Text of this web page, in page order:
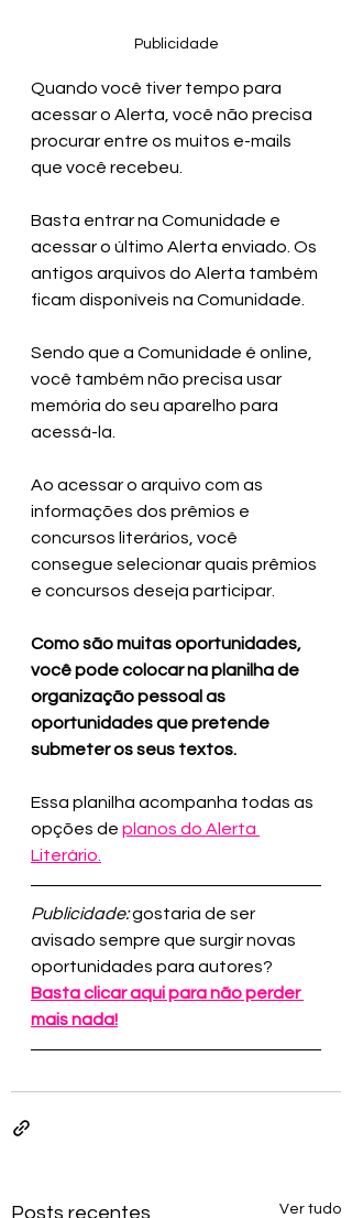
Publicidade
Quando você tiver tempo para
acessar o Alerta, você não precisa
procurar entre os muitos e-mails
que você recebeu.
Basta entrar na Comunidade e
acessar o último Alerta enviado. Os
antigos arquivos do Alerta também
ficam disponíveis na Comunidade.
Sendo que a Comunidade é online,
você também não precisa usar
memória do seu aparelho para
acessá-la.
Ao acessar o arquivo com as
informações dos prêmios e
concursos literários, você
consegue selecionar quais prêmios
e concursos deseja participar.
Como são muitas oportunidades,
você pode colocar na planilha de
organização pessoal as
oportunidades que pretende
submeter os seus textos.
Essa planilha acompanha todas as
opções de planos do Alerta
Literário
Publicidade: gostaria de ser
avisado sempre que surgir novas
oportunidades para autores?
Basta clicar aqui para não perder
mais nada!
Posts recentes Ver tudo